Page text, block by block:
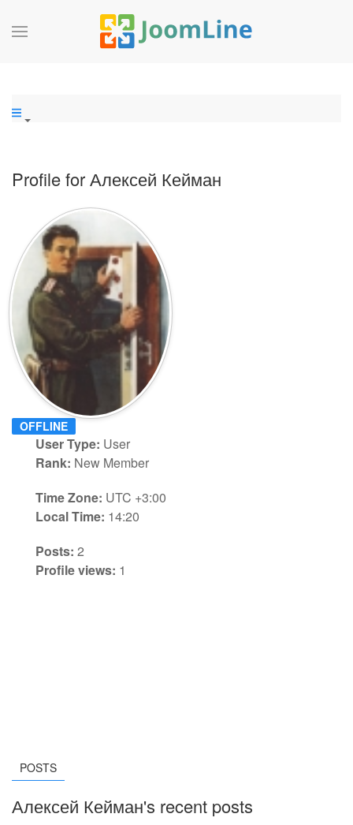
Profile for Алексей Кейман
OFFLINE
User Type: User
Rank: New Member
Time Zone: UTC +3:00
Local Time: 14:20
Posts: 2
Profile views: 1
POSTS
Алексей Кейман's recent posts